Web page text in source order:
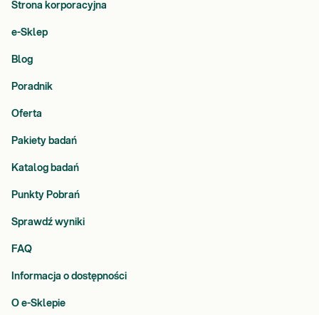
Strona korporacyjna
e-Sklep
Blog
Poradnik
Oferta
Pakiety badań
Katalog badań
Punkty Pobrań
Sprawdź wyniki
FAQ
Informacja o dostępności
O e-Sklepie